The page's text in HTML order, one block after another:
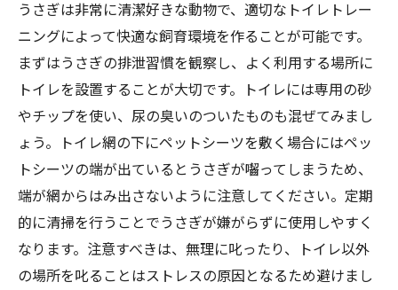
うさぎは非常に清潔好きな動物で、適切なトイレトレー
ニングによって快適な飼育環境を作ることが可能です。
まずはうさぎの排泄習慣を観察し、よく利用する場所に
トイレを設置することが大切です。トイレには専用の砂
やチップを使い、尿の臭いのついたものも混ぜてみまし
ょう。トイレ網の下にペットシーツを敷く場合にはペッ
トシーツの端が出ているとうさぎが囓ってしまうため、
端が網からはみ出さないように注意してください。定期
的に清掃を行うことでうさぎが嫌がらずに使用しやすく
なります。注意すべきは、無理に叱ったり、トイレ以外
の場所を叱ることはストレスの原因となるため避けまし